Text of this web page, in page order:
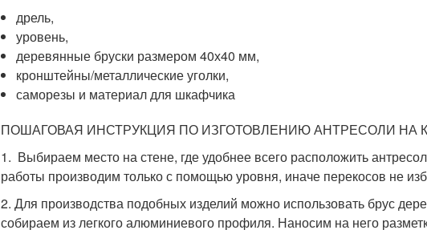
дрель,
уровень,
деревянные бруски размером 40х40 мм,
кронштейны/металлические уголки,
саморезы и материал для шкафчика
ПОШАГОВАЯ ИНСТРУКЦИЯ ПО ИЗГОТОВЛЕНИЮ АНТРЕСОЛИ НА
1. Выбираем место на стене, где удобнее всего расположить
работы производим только с помощью уровня, иначе перекосов не
2. Для производства подобных изделий можно использовать брус
собираем из легкого алюминиевого профиля. Наносим на него